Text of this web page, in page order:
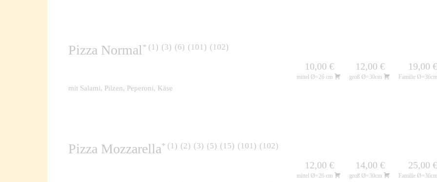
Pizza Normal 1 3 6 101 102
10,00 €
mittel Ø=26 cm
12,00 €
groß Ø=30cm
19,00 €
Familie Ø=36cm
mit Salami, Pilzen, Peperoni, Käse
Pizza Mozzarella 1 2 3 5 15 101 102
12,00 €
mittel Ø=26 cm
14,00 €
groß Ø=30cm
25,00 €
Familie Ø=36cm